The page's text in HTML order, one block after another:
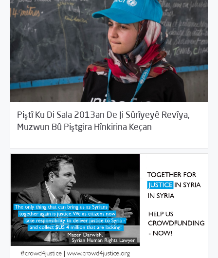
Piştî Ku Di Sala 2013an De Ji Sûrîyeyê Revîya,
Muzwun Bû Piştgira Hînkirina Keçan
21/2017 Desthilata pêncemîn